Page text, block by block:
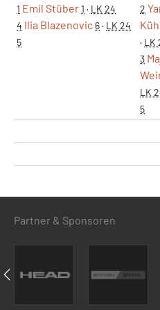
1 Emil Stüber1 · LK 24
4 Ilia Blazenovic 6· LK 24
5
2
· LK
3
LK
5
Partner & Sponsoren